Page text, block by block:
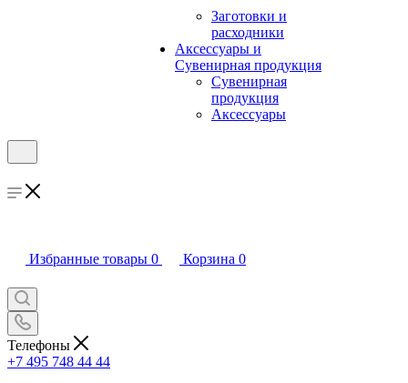
Заготовки и
расходники
Аксессуары и
Сувенирная продукция
Сувенирная
продукция
Аксессуары
Избранные товары 0 Корзина 0
Телефоны
+7 495 748 44 44